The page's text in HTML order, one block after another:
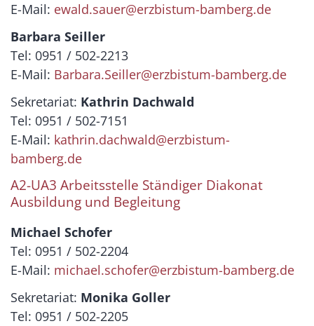
E-Mail: ewald.sauer@erzbistum-bamberg.de
Barbara Seiller
Tel: 0951 / 502-2213
E-Mail: Barbara.Seiller@erzbistum-bamberg.de
Sekretariat: Kathrin Dachwald
Tel: 0951 / 502-7151
E-Mail: kathrin.dachwald@erzbistum-
bamberg.de
A2-UA3 Arbeitsstelle Ständiger Diakonat
Ausbildung und Begleitung
Michael Schofer
Tel: 0951 / 502-2204
E-Mail: michael.schofer@erzbistum-bamberg.de
Sekretariat: Monika Goller
Tel: 0951 / 502-2205